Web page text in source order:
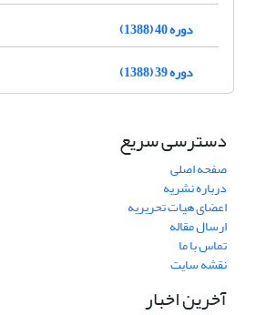
دوره 40 (1388)
دوره 39 (1388)
دسترسی سریع
صفحه اصلی
درباره نشریه
اعضای هیات تحریریه
ارسال مقاله
تماس با ما
نقشه سایت
آخرین اخبار